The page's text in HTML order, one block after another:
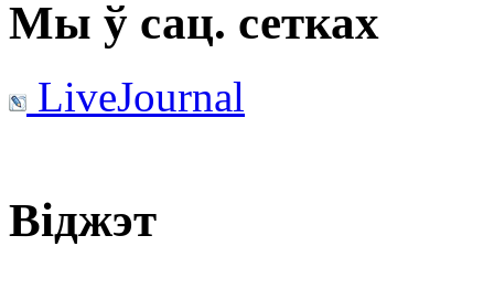
Мы ў сац. сетках
LiveJournal
Віджэт